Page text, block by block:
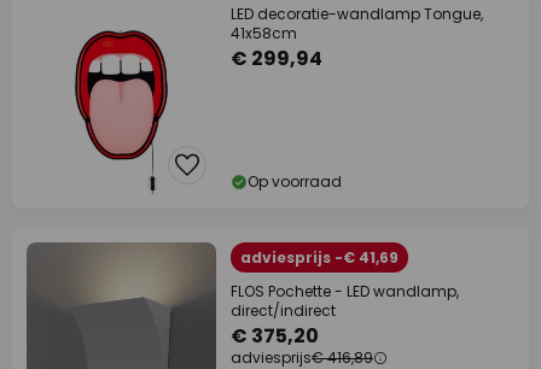
LED decoratie-wandlamp Tongue,
41x58cm
€ 299,94
Op voorraad
adviesprijs -€ 41,69
FLOS Pochette - LED wandlamp,
direct/indirect
€ 375,20
adviesprijs€ 416,89